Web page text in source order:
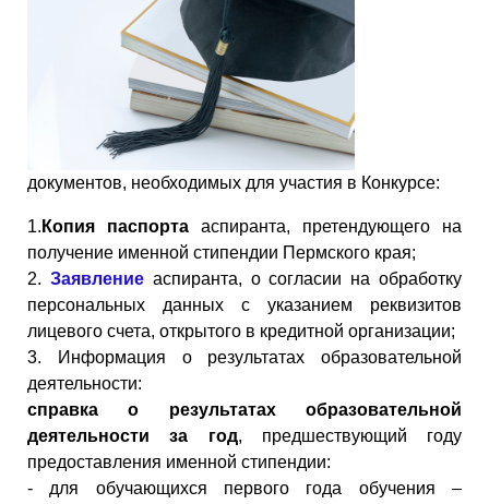
документов, необходимых для участия в Конкурсе:
1. Копия паспорта аспиранта, претендующего на
получение именной стипендии Пермского края;
2. Заявлениеаспиранта, о согласии на обработку
персональных данных с указанием реквизитов
лицевого счета, открытого в кредитной организации;
3. Информация о результатах образовательной
деятельности:
справка о результатах образовательной
деятельности за год, предшествующий году
предоставления именной стипендии:
- для обучающихся первого года обучения –